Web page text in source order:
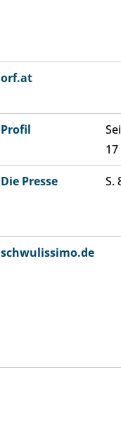
orf.at
Profil
17
Die Presse S.
schwulissimo.de